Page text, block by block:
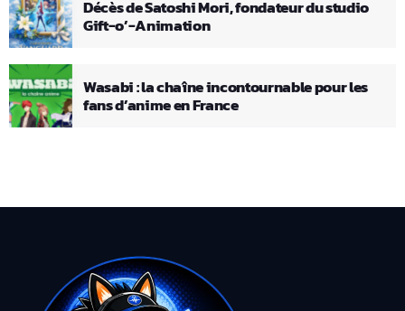
Décès de Satoshi Mori, fondateur du studio
Gift-o’-Animation
Wasabi : la chaîne incontournable pour les
fans d’anime en France